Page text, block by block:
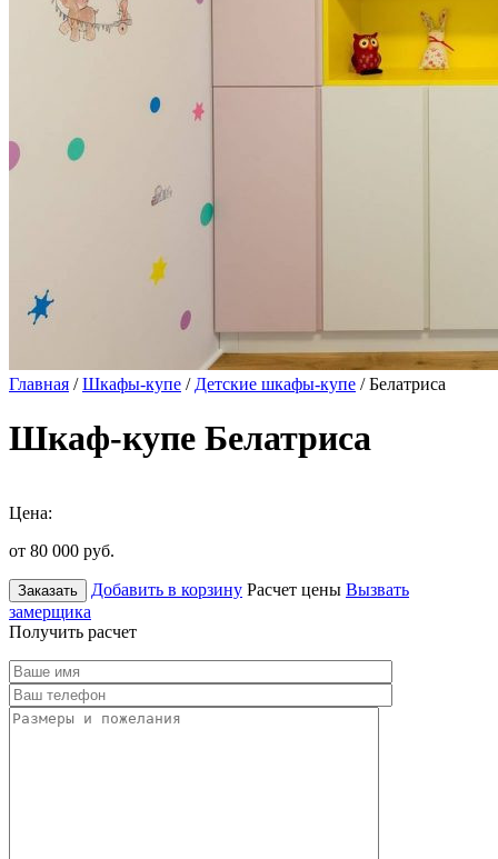
Главная /Шкафы-купе / Детские шкафы-купе / Белатриса
Шкаф-купе Белатриса
Цена:
от 80 000 руб.
Заказать Добавить в корзину Расчет цены Вызвать
замерщика
Получить расчет